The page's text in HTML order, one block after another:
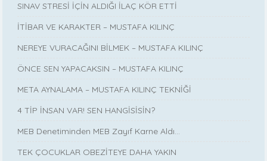
SINAV STRESİ İÇİN ALDIĞI İLAÇ KÖR ETTİ
İTİBAR VE KARAKTER – MUSTAFA KILINÇ
NEREYE VURACAĞINI BİLMEK – MUSTAFA KILINÇ
ÖNCE SEN YAPACAKSIN – MUSTAFA KILINÇ
META AYNALAMA – MUSTAFA KILINÇ TEKNİĞİ
4 TİP İNSAN VAR! SEN HANGİSİSİN?
MEB Denetiminden MEB Zayıf Karne Aldı…
TEK ÇOCUKLAR OBEZİTEYE DAHA YAKIN